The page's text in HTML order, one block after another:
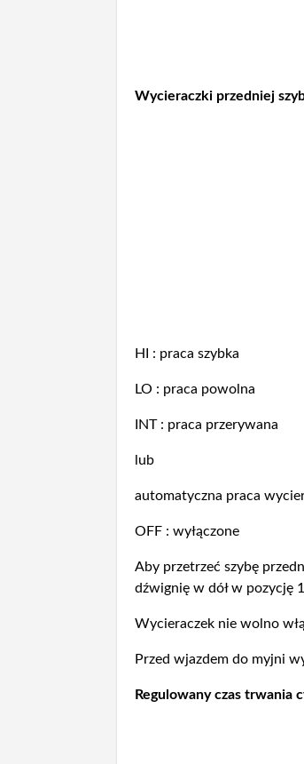
Wycieraczki przedniej
HI : praca szybka
LO : praca powolna
INT : praca przerywana
lub
automatyczna praca
OFF : wyłączone
Aby przetrzeć szybę
dźwignię w dół w pozycję
Wycieraczek nie wolno
Przed wjazdem do myjni
Regulowany czas trwania